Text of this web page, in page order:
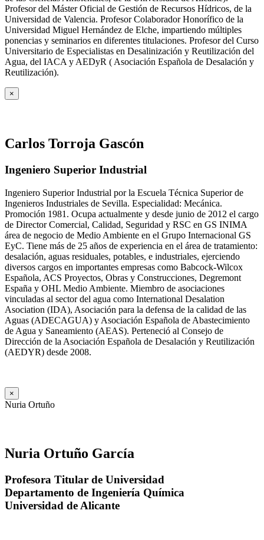
Profesor del Máster Oficial de Gestión de Recursos Hídricos, de la
Universidad de Valencia. Profesor Colaborador Honorífico de la
Universidad Miguel Hernández de Elche, impartiendo múltiples
ponencias y seminarios en diferentes titulaciones. Profesor del Curso
Universitario de Especialistas en Desalinización y Reutilización del
Agua, del IACA y AEDyR ( Asociación Española de Desalación y
Reutilización).
×
Carlos Torroja Gascón
Ingeniero Superior Industrial
Ingeniero Superior Industrial por la Escuela Técnica Superior de
Ingenieros Industriales de Sevilla. Especialidad: Mecánica.
Promoción 1981. Ocupa actualmente y desde junio de 2012 el cargo
de Director Comercial, Calidad, Seguridad y RSC en GS INIMA
área de negocio de Medio Ambiente en el Grupo Internacional GS
EyC. Tiene más de 25 años de experiencia en el área de tratamiento:
desalación, aguas residuales, potables, e industriales, ejerciendo
diversos cargos en importantes empresas como Babcock-Wilcox
Española, ACS Proyectos, Obras y Construcciones, Degremont
España y OHL Medio Ambiente. Miembro de asociaciones
vinculadas al sector del agua como International Desalation
Asociation (IDA), Asociación para la defensa de la calidad de las
Aguas (ADECAGUA) y Asociación Española de Abastecimiento
de Agua y Saneamiento (AEAS). Perteneció al Consejo de
Dirección de la Asociación Española de Desalación y Reutilización
(AEDYR) desde 2008.
×
Nuria Ortuño
Nuria Ortuño García
Profesora Titular de Universidad
Departamento de Ingeniería Química
Universidad de Alicante